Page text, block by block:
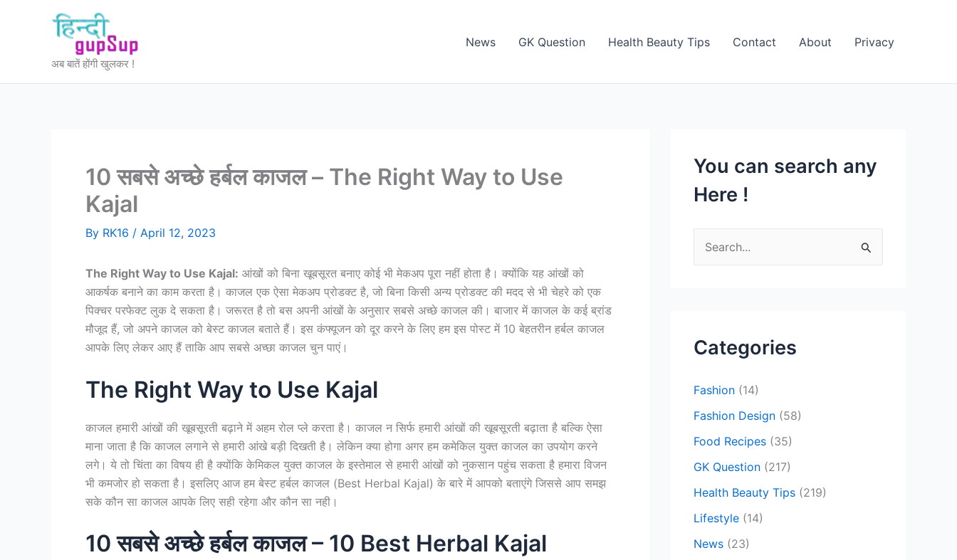
अब बातें होंगी खुलकर !
News GK Question Health Beauty Tips Contact About Privacy
10 सबसे अच्छे हर्बल काजल – The Right Way to Use
Kajal
By RK16 / April 12, 2023
The Right Way to Use Kajal: आंखों को बिना खूबसूरत बनाए कोई भी मेकअप पूरा नहीं होता है। क्योंकि यह आंखों को
आकर्षक बनाने का काम करता है। काजल एक ऐसा मेकअप प्रोडक्ट है, जो बिना किसी अन्य प्रोडक्ट की मदद से भी चेहरे को एक
पिक्चर परफेक्ट लुक दे सकता है। जरूरत है तो बस अपनी आंखों के अनुसार सबसे अच्छे काजल की। बाजार में काजल के कई ब्रांड
मौजूद हैं, जो अपने काजल को बेस्ट काजल बताते हैं। इस कंफ्यूजन को दूर करने के लिए हम इस पोस्ट में 10 बेहतरीन हर्बल काजल
आपके लिए लेकर आए हैं ताकि आप सबसे अच्छा काजल चुन पाएं।
The Right Way to Use Kajal
काजल हमारी आंखों की खूबसूरती बढ़ाने में अहम रोल प्ले करता है। काजल न सिर्फ हमारी आंखों की खूबसूरती बढ़ाता है बल्कि ऐसा
माना जाता है कि काजल लगाने से हमारी आंखे बड़ी दिखती है। लेकिन क्या होगा अगर हम कमेकिल युक्त काजल का उपयोग करने
लगे। ये तो चिंता का विषय ही है क्योंकि केमिकल युक्त काजल के इस्तेमाल से हमारी आंखों को नुकसान पहुंच सकता है हमारा विजन
भी कमजोर हो सकता है। इसलिए आज हम बेस्ट हर्बल काजल (Best Herbal Kajal) के बारे में आपको बताएंगे जिससे आप समझ
सके कौन सा काजल आपके लिए सही रहेगा और कौन सा नही।
10 सबसे अच्छे हर्बल काजल – 10 Best Herbal Kajal
You can search any
Here !
e
h
o
r
:
Categories
Fashion (14)
Fashion Design (58)
Food Recipes (35)
GK Question (217)
Health Beauty Tips (219)
Lifestyle (14)
News (23)